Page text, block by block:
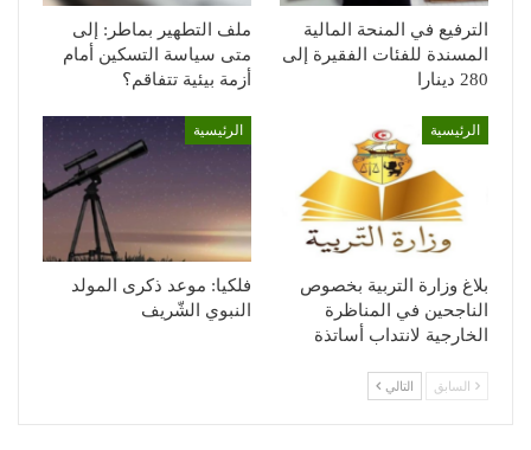
الترفيع في المنحة المالية
المسندة للفئات الفقيرة إلى
280 دينارا
ملف التطهير بماطر: إلى
متى سياسة التسكين أمام
أزمة بيئية تتفاقم؟
الرئيسية
بلاغ وزارة التربية بخصوص
الناجحين في المناظرة
الخارجية لانتداب أساتذة
الرئيسية
فلكيا: موعد ذكرى المولد
النبوي الشّريف
السابق التالي